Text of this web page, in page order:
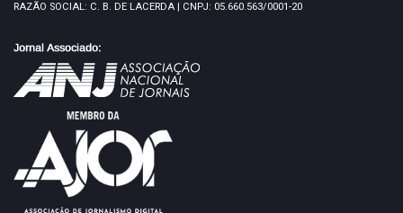
RAZÃO SOCIAL: C. B. DE LACERDA | CNPJ: 05.660.563/0001-20